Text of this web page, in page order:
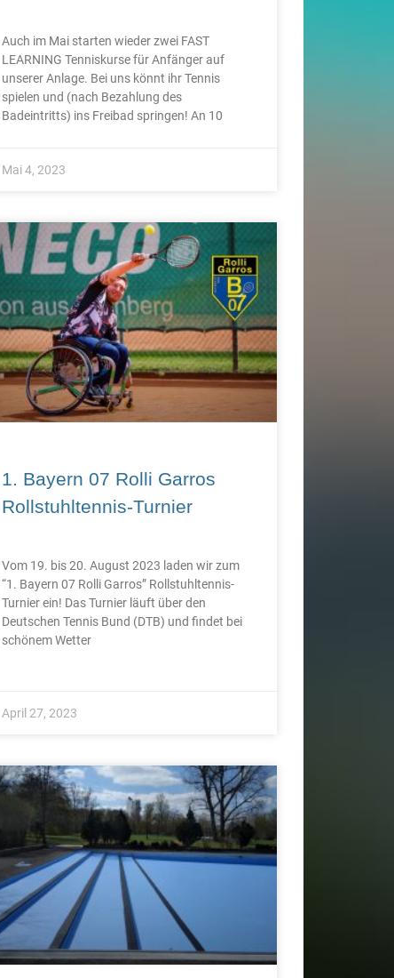
Auch im Mai starten wieder zwei FAST
LEARNING Tenniskurse für Anfänger auf
unserer Anlage. Bei uns könnt ihr Tennis
spielen und (nach Bezahlung des
Badeintritts) ins Freibad springen! An 10
Mai 4, 2023
1. Bayern 07 Rolli Garros
Rollstuhltennis-Turnier
Vom 19. bis 20. August 2023 laden wir zum
“1. Bayern 07 Rolli Garros” Rollstuhltennis-
Turnier ein! Das Turnier läuft über den
Deutschen Tennis Bund (DTB) und findet bei
schönem Wetter
April 27, 2023